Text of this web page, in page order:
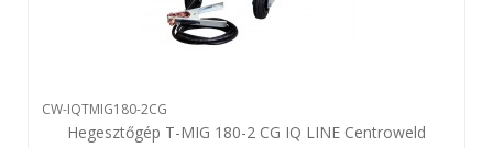
CW-IQTMIG180-2CG
Hegesztőgép T-MIG 180-2 CG IQ LINE Centroweld